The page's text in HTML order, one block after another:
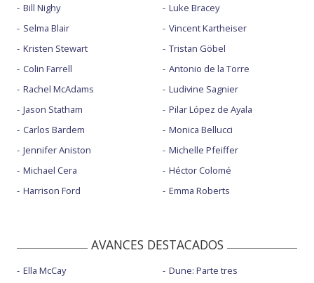
Bill Nighy
Selma Blair
Kristen Stewart
Colin Farrell
Rachel McAdams
Jason Statham
Carlos Bardem
Jennifer Aniston
Michael Cera
Harrison Ford
Luke Bracey
Vincent Kartheiser
Tristan Göbel
Antonio de la Torre
Ludivine Sagnier
Pilar López de Ayala
Monica Bellucci
Michelle Pfeiffer
Héctor Colomé
Emma Roberts
AVANCES DESTACADOS
Ella McCay
Dune: Parte tres